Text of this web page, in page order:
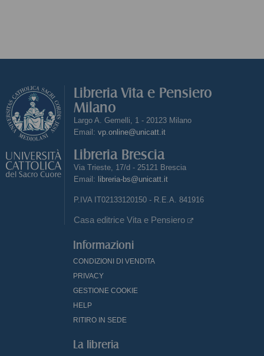
Libreria Vita e Pensiero
Milano
Largo A. Gemelli, 1 - 20123 Milano
Email: vp.online@unicatt.it
Libreria Brescia
Via Trieste, 17/d - 25121 Brescia
Email: libreria-bs@unicatt.it
P.IVA IT02133120150 - R.E.A. 841916
Casa editrice Vita e Pensiero
Informazioni
CONDIZIONI DI VENDITA
PRIVACY
GESTIONE COOKIE
HELP
RITIRO IN SEDE
La libreria